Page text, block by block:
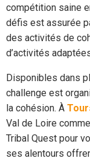
compétition saine
défis est assurée
des activités de
d’activités
Disponibles dans
challenge est
la cohésion. À
Val de Loire
Tribal Quest pour
ses alentours